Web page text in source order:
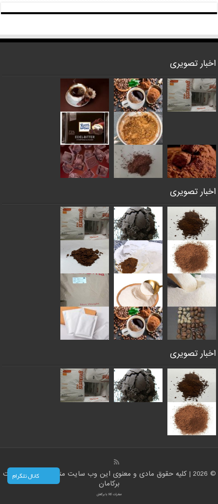
اخبار تصویری
اخبار تصویری
اخبار تصویری
© 2026 | کلیه حقوق مادی و معنوی این وب سایت متعلق است به سایت
برکامان
صادرات کالا با برکامان
کانال تلگرام